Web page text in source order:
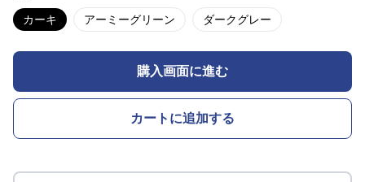
カーキ アーミーグリーン ダークグレー
購入画面に進む
カートに追加する